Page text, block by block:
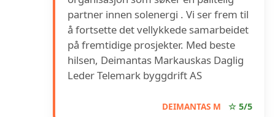
partner innen solenergi . Vi ser frem til
å fortsette det vellykkede samarbeidet
på fremtidige prosjekter. Med beste
hilsen, Deimantas Markauskas Daglig
Leder Telemark byggdrift AS
DEIMANTAS M ☆ 5/5